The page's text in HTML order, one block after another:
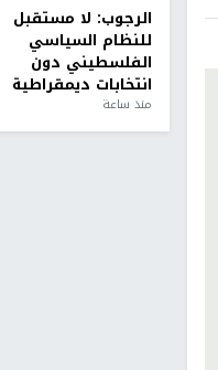
الرجوب: لا مستقبل
للنظام السياسي
الفلسطيني دون
انتخابات ديمقراطية
منذ ساعة